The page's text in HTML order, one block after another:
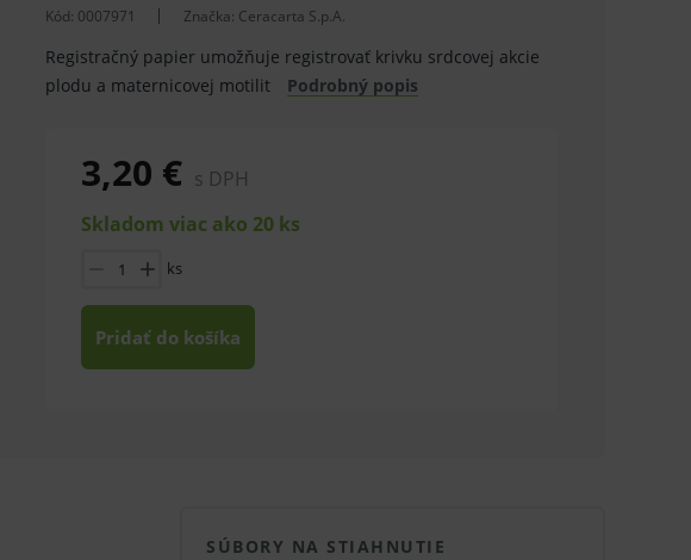
Kód: 0007971 Značka: Ceracarta S.p.A.
Registračný papier umožňuje registrovať krivku srdcovej akcie
plodu a maternicovej motilit
Podrobný popis
3,20 € s DPH
Skladom viac ako 20 ks
ks
Pridať do košíka
SÚBORY NA STIAHNUTIE